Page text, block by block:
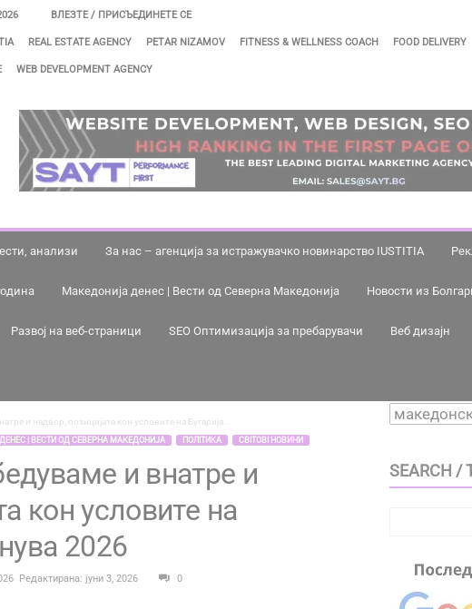
ВЛЕЗТЕ / ПРИСЪЕДИНЕТЕ СЕ
REAL ESTATE AGENCY PETAR NIZAMOV FITNESS & WELLNESS COACH FOOD DELIVERY
WEB DEVELOPMENT AGENCY
анализи За нас – агенција за истражувачко новинарство IUSTITIA
Македонија денес | Вести од Северна Македонија Новости из
Развој на веб-страници SEO Оптимизација за пребарувачи Веб дизајн
и надвор, позицијата кон условите на Бугарија...
| ВЕСТИ ОД СЕВЕРНА МАКЕДОНИЈА ПОЛІТИКА СВІТОВІ НОВИНИ
и внатре и
кон условите на
2026
Редактирана: јуни 3, 2026 0
SEARCH